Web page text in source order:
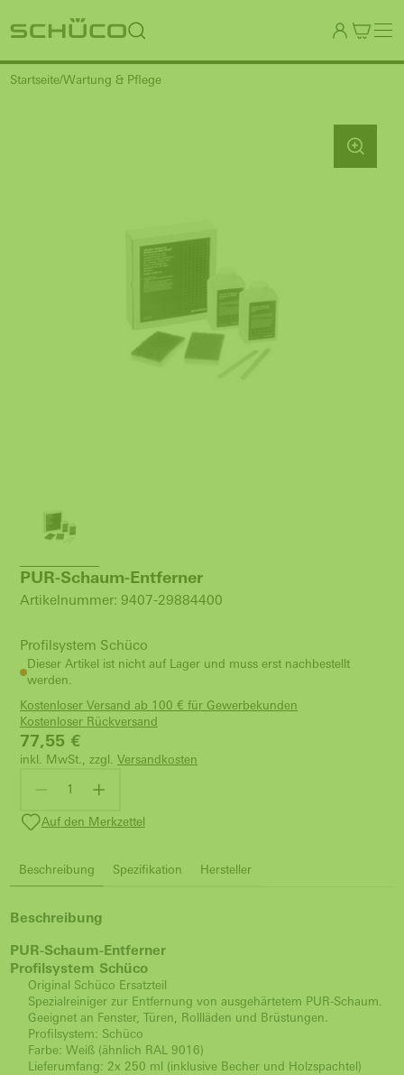
Startseite Wartung & Pflege
PUR-Schaum-Entferner
Artikelnummer: 9407-29884400
Profilsystem Schüco
Dieser Artikel ist nicht auf Lager und muss erst nachbestellt
werden.
Kostenloser Versand ab 100 € für Gewerbekunden
Kostenloser Rückversand
77,55 €
inkl. MwSt., zzgl. Versandkosten
Auf den Merkzettel
Beschreibung Spezifikation Hersteller
Beschreibung
PUR-Schaum-Entferner
Profilsystem Schüco
Original Schüco Ersatzteil
Spezialreiniger zur Entfernung von ausgehärtetem PUR-Schaum.
Geeignet an Fenster, Türen, Rollläden und Brüstungen.
Profilsystem: Schüco
Farbe: Weiß (ähnlich RAL 9016)
Lieferumfang: 2x 250 ml (inklusive Becher und Holzspachtel)